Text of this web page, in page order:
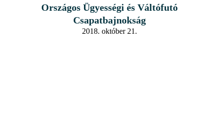
Országos Ügyességi és Váltófutó
Csapatbajnokság
2018. október 21.